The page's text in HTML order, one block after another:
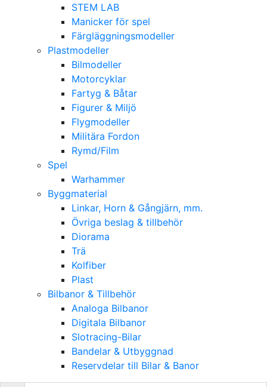
STEM LAB
Manicker för spel
Färgläggningsmodeller
Plastmodeller
Bilmodeller
Motorcyklar
Fartyg & Båtar
Figurer & Miljö
Flygmodeller
Militära Fordon
Rymd/Film
Spel
Warhammer
Byggmaterial
Linkar, Horn & Gångjärn, mm.
Övriga beslag & tillbehör
Diorama
Trä
Kolfiber
Plast
Bilbanor & Tillbehör
Analoga Bilbanor
Digitala Bilbanor
Slotracing-Bilar
Bandelar & Utbyggnad
Reservdelar till Bilar & Banor